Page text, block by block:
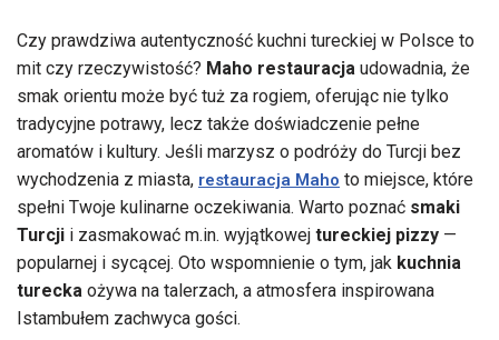
Czy prawdziwa autentyczność kuchni tureckiej w Polsce to
mit czy rzeczywistość? Maho restauracja udowadnia, że
smak orientu może być tuż za rogiem, oferując nie tylko
tradycyjne potrawy, lecz także doświadczenie pełne
aromatów i kultury. Jeśli marzysz o podróży do Turcji bez
wychodzenia z miasta, restauracja Maho to miejsce, które
spełni Twoje kulinarne oczekiwania. Warto poznać smaki
Turcji i zasmakować m.in. wyjątkowej tureckiej pizzy —
popularnej i sycącej. Oto wspomnienie o tym, jak kuchnia
turecka ożywa na talerzach, a atmosfera inspirowana
Istambułem zachwyca gości.